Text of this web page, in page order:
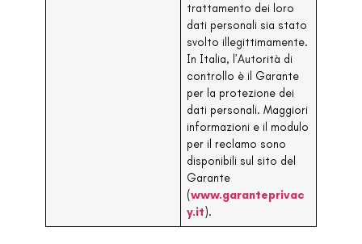
trattamento dei loro
dati personali sia stato
svolto illegittimamente.
In Italia, l’Autorità di
controllo è il Garante
per la protezione dei
dati personali. Maggiori
informazioni e il modulo
per il reclamo sono
disponibili sul sito del
Garante
(www.garanteprivac
y.it).